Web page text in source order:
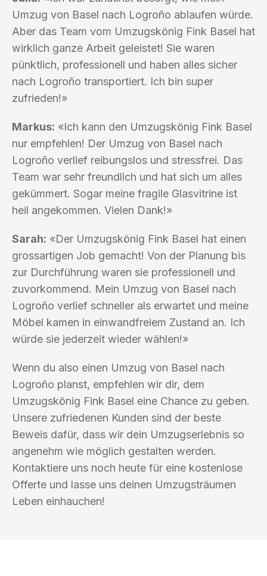
Umzug von Basel nach Logroño ablaufen würde.
Aber das Team vom Umzugskönig Fink Basel hat
wirklich ganze Arbeit geleistet! Sie waren
pünktlich, professionell und haben alles sicher
nach Logroño transportiert. Ich bin super
zufrieden!»
Markus: «Ich kann den Umzugskönig Fink Basel
nur empfehlen! Der Umzug von Basel nach
Logroño verlief reibungslos und stressfrei. Das
Team war sehr freundlich und hat sich um alles
gekümmert. Sogar meine fragile Glasvitrine ist
heil angekommen. Vielen Dank!»
Sarah: «Der Umzugskönig Fink Basel hat einen
grossartigen Job gemacht! Von der Planung bis
zur Durchführung waren sie professionell und
zuvorkommend. Mein Umzug von Basel nach
Logroño verlief schneller als erwartet und meine
Möbel kamen in einwandfreiem Zustand an. Ich
würde sie jederzeit wieder wählen!»
Wenn du also einen Umzug von Basel nach
Logroño planst, empfehlen wir dir, dem
Umzugskönig Fink Basel eine Chance zu geben.
Unsere zufriedenen Kunden sind der beste
Beweis dafür, dass wir dein Umzugserlebnis so
angenehm wie möglich gestalten werden.
Kontaktiere uns noch heute für eine kostenlose
Offerte und lasse uns deinen Umzugsträumen
Leben einhauchen!